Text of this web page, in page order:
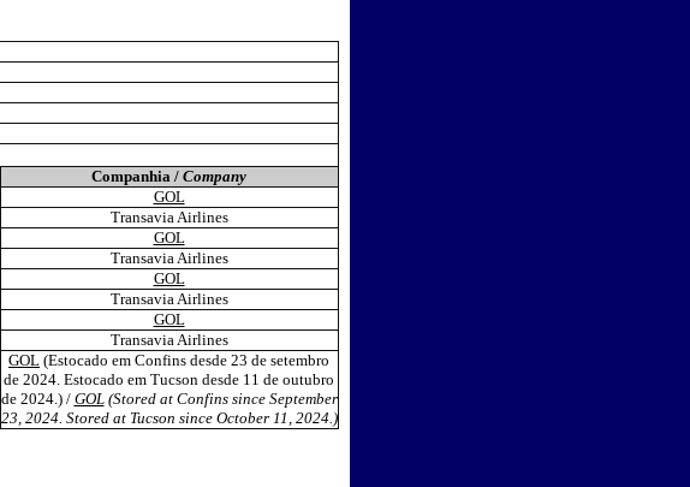
Companhia / Company
GOL
Transavia Airlines
GOL
Transavia Airlines
GOL
Transavia Airlines
GOL
Transavia Airlines
GOL (Estocado em Confins desde 23 de setembro
de 2024. Estocado em Tucson desde 11 de outubro
de 2024.) / GOL(Stored at Confins since September
23, 2024. Stored at Tucson since October 11, 2024.)